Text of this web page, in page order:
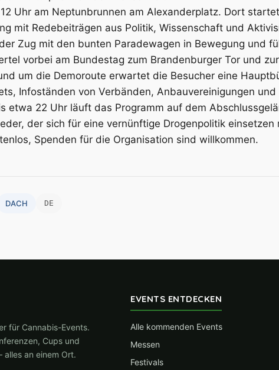
Uhr am Neptunbrunnen am Alexanderplatz. Dort
mit Redebeiträgen aus Politik, Wissenschaft und
Zug mit den bunten Paradewagen in Bewegung und
vorbei am Bundestag zum Brandenburger Tor und
um die Demoroute erwartet die Besucher eine
Infoständen von Verbänden, Anbauvereinigungen und
etwa 22 Uhr läuft das Programm auf dem
der sich für eine vernünftige Drogenpolitik einsetzen
Spenden für die Organisation sind willkommen.
DACH DE
für Cannabis-Events.
Cups und
an einem Ort.
EVENTS ENTDECKEN
Alle kommenden Events
Messen
Festivals